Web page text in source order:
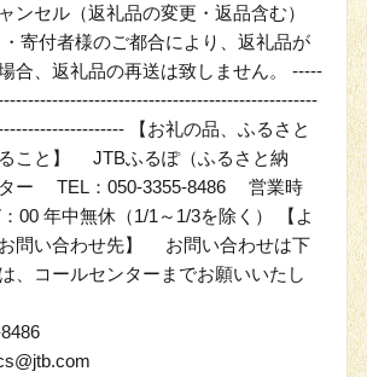
ンセル（返礼品の変更・返品含む）
寄付者様のご都合により、返礼品が
合、返礼品の再送は致しません。 -----
【お礼の品、ふるさと
こと】 JTBふるぽ（ふるさと納
ター TEL：050-3355-8486 営業時
00 年中無休（1/1～1/3を除く） 【よ
お問い合わせ先】 お問い合わせは下
、コールセンターまでお願いいたし